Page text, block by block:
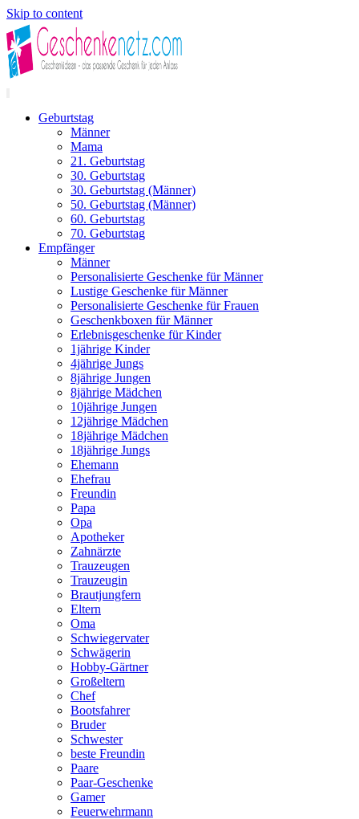
Skip to content
Geburtstag
Männer
Mama
21. Geburtstag
30. Geburtstag
30. Geburtstag (Männer)
50. Geburtstag (Männer)
60. Geburtstag
70. Geburtstag
Empfänger
Männer
Personalisierte Geschenke für Männer
Lustige Geschenke für Männer
Personalisierte Geschenke für Frauen
Geschenkboxen für Männer
Erlebnisgeschenke für Kinder
1jährige Kinder
4jährige Jungs
8jährige Jungen
8jährige Mädchen
10jährige Jungen
12jährige Mädchen
18jährige Mädchen
18jährige Jungs
Ehemann
Ehefrau
Freundin
Papa
Opa
Apotheker
Zahnärzte
Trauzeugen
Trauzeugin
Brautjungfern
Eltern
Oma
Schwiegervater
Schwägerin
Hobby-Gärtner
Großeltern
Chef
Bootsfahrer
Bruder
Schwester
beste Freundin
Paare
Paar-Geschenke
Gamer
Feuerwehrmann